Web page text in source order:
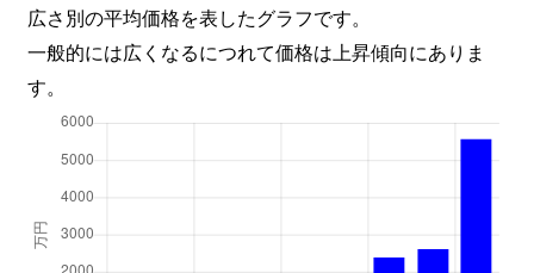
広さ別の平均価格を表したグラフです。
一般的には広くなるにつれて価格は上昇傾向にありま
す。